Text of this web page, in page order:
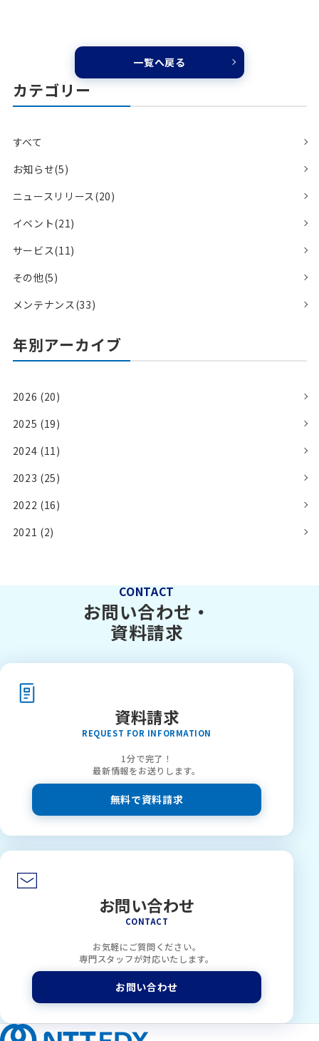
一覧へ戻る
カテゴリー
すべて
お知らせ(5)
ニュースリリース(20)
イベント(21)
サービス(11)
その他(5)
メンテナンス(33)
年別アーカイブ
2026 (20)
2025 (19)
2024 (11)
2023 (25)
2022 (16)
2021 (2)
CONTACT
お問い合わせ・
資料請求
資料請求
REQUEST FOR INFORMATION
1分で完了！
最新情報をお送りします。
無料で資料請求
お問い合わせ
CONTACT
お気軽にご質問ください。
専門スタッフが対応いたします。
お問い合わせ